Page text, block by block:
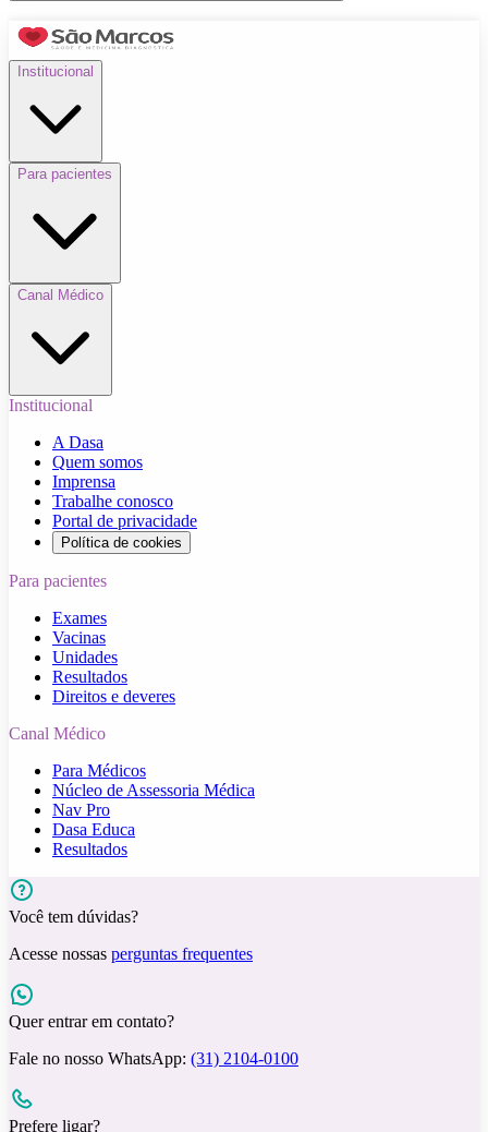
Institucional
Para pacientes
Canal Médico
Institucional
A Dasa
Quem somos
Imprensa
Trabalhe conosco
Portal de privacidade
Política de cookies
Para pacientes
Exames
Vacinas
Unidades
Resultados
Direitos e deveres
Canal Médico
Para Médicos
Núcleo de Assessoria Médica
Nav Pro
Dasa Educa
Resultados
Você tem dúvidas?
Acesse nossas perguntas frequentes
Quer entrar em contato?
Fale no nosso WhatsApp: (31) 2104-0100
Prefere ligar?